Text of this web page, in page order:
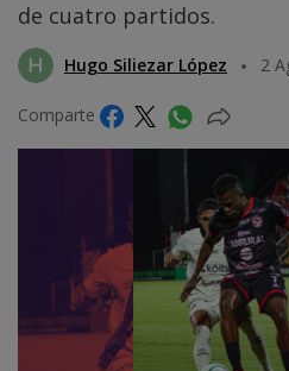
de cuatro partidos.
Hugo Siliezar López 2
Comparte